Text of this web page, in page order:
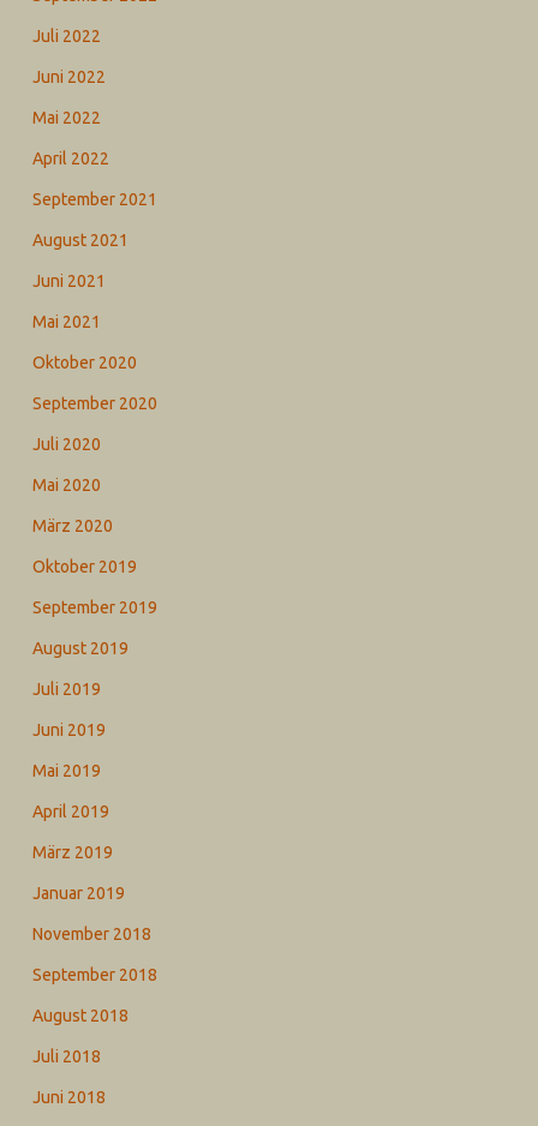
Juli 2022
Juni 2022
Mai 2022
April 2022
September 2021
August 2021
Juni 2021
Mai 2021
Oktober 2020
September 2020
Juli 2020
Mai 2020
März 2020
Oktober 2019
September 2019
August 2019
Juli 2019
Juni 2019
Mai 2019
April 2019
März 2019
Januar 2019
November 2018
September 2018
August 2018
Juli 2018
Juni 2018